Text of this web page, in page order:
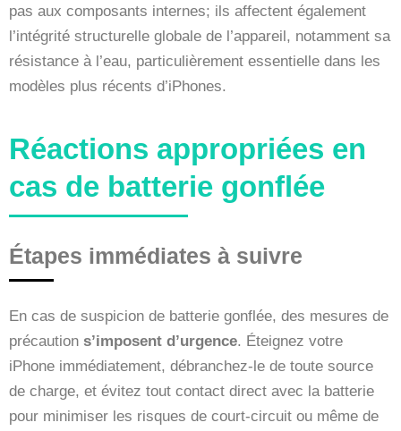
pas aux composants internes; ils affectent également
l’intégrité structurelle globale de l’appareil, notamment sa
résistance à l’eau, particulièrement essentielle dans les
modèles plus récents d’iPhones.
Réactions appropriées en
cas de batterie gonflée
Étapes immédiates à suivre
En cas de suspicion de batterie gonflée, des mesures de
précaution s’imposent d’urgence. Éteignez votre
iPhone immédiatement, débranchez-le de toute source
de charge, et évitez tout contact direct avec la batterie
pour minimiser les risques de court-circuit ou même de